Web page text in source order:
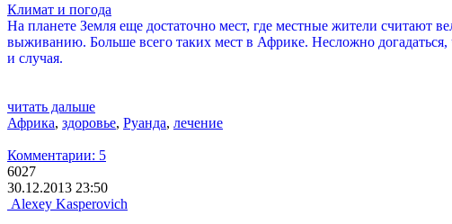
Климат и погода
На планете Земля еще достаточно мест, где местные жители
выживанию. Больше всего таких мест в Африке. Несложно
и случая.
читать дальше
Африка, здоровье, Руанда, лечение
Комментарии: 5
6027
30.12.2013 23:50
Alexey Kasperovich